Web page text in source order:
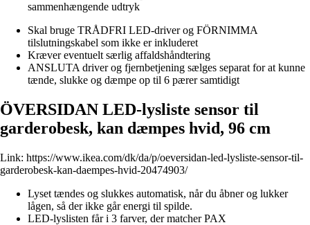
sammenhængende udtryk
Skal bruge TRÅDFRI LED-driver og FÖRNIMMA
tilslutningskabel som ikke er inkluderet
Kræver eventuelt særlig affaldshåndtering
ANSLUTA driver og fjernbetjening sælges separat for at kunne
tænde, slukke og dæmpe op til 6 pærer samtidigt
ÖVERSIDAN LED-lysliste sensor til
garderobesk, kan dæmpes hvid, 96 cm
Link: https://www.ikea.com/dk/da/p/oeversidan-led-lysliste-sensor-til-
garderobesk-kan-daempes-hvid-20474903/
Lyset tændes og slukkes automatisk, når du åbner og lukker
lågen, så der ikke går energi til spilde.
LED-lyslisten får i 3 farver, der matcher PAX